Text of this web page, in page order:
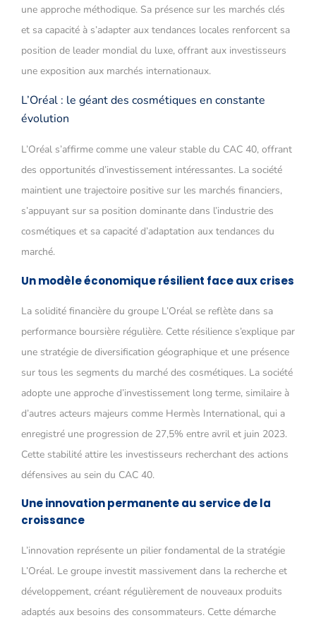
une approche méthodique. Sa présence sur les marchés clés
et sa capacité à s’adapter aux tendances locales renforcent sa
position de leader mondial du luxe, offrant aux investisseurs
une exposition aux marchés internationaux.
L’Oréal : le géant des cosmétiques en constante
évolution
L’Oréal s’affirme comme une valeur stable du CAC 40, offrant
des opportunités d’investissement intéressantes. La société
maintient une trajectoire positive sur les marchés financiers,
s’appuyant sur sa position dominante dans l’industrie des
cosmétiques et sa capacité d’adaptation aux tendances du
marché.
Un modèle économique résilient face aux crises
La solidité financière du groupe L’Oréal se reflète dans sa
performance boursière régulière. Cette résilience s’explique par
une stratégie de diversification géographique et une présence
sur tous les segments du marché des cosmétiques. La société
adopte une approche d’investissement long terme, similaire à
d’autres acteurs majeurs comme Hermès International, qui a
enregistré une progression de 27,5% entre avril et juin 2023.
Cette stabilité attire les investisseurs recherchant des actions
défensives au sein du CAC 40.
Une innovation permanente au service de la
croissance
L’innovation représente un pilier fondamental de la stratégie
L’Oréal. Le groupe investit massivement dans la recherche et
développement, créant régulièrement de nouveaux produits
adaptés aux besoins des consommateurs. Cette démarche